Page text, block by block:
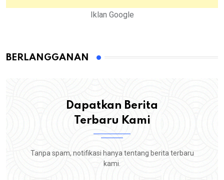
Iklan Google
BERLANGGANAN
Dapatkan Berita
Terbaru Kami
Tanpa spam, notifikasi hanya tentang berita terbaru
kami.